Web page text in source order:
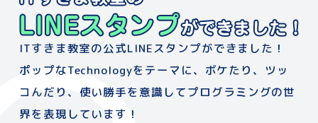
ITすきま教室の公式LINEスタンプができました！
ポップなTechnologyをテーマに、 ボケたり、ツッ
コんだり、使い勝手を意識してプログラミングの世
界を表現しています！